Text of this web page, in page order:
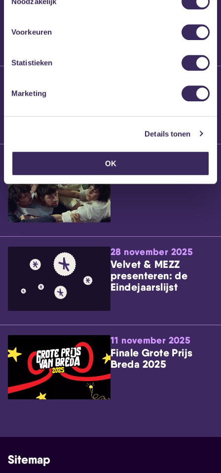
Voorkeuren
Statistieken
Marketing
Details tonen
OK
Brennt Vanneste
24 maart 2026
Willem’s Blog: Ão
28 november 2025
Velvet & MEZZ
presenteren: de
Eindejaarslijst
11 november 2025
Finale Grote Prijs
Breda 2025
Sitemap